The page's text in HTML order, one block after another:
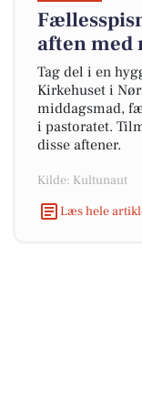
aften med
Tag del i en
Kirkehuset i
middagsmad,
i pastoratet.
disse aftener.
Kilde: Kultunaut
Læs hele